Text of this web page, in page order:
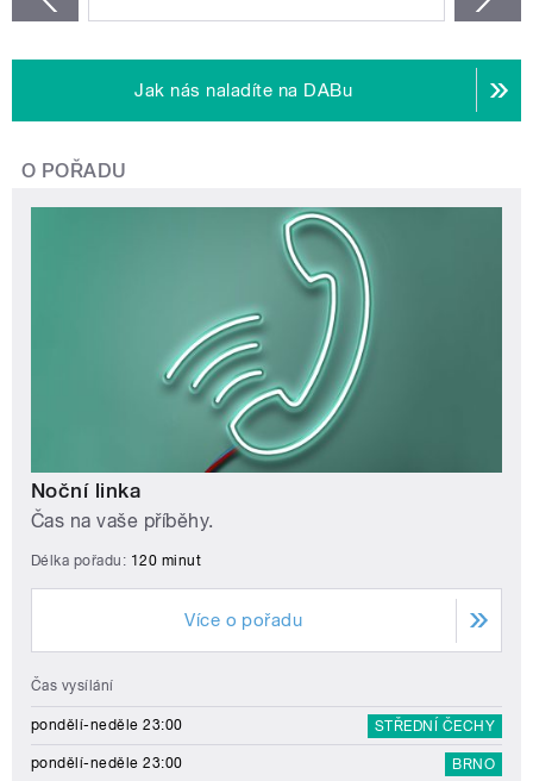
Jak nás naladíte na DABu
O POŘADU
Noční linka
Čas na vaše příběhy.
Délka pořadu: 120 minut
Více o pořadu
Čas vysílání
pondělí-neděle 23:00 STŘEDNÍ ČECHY
pondělí-neděle 23:00 BRNO